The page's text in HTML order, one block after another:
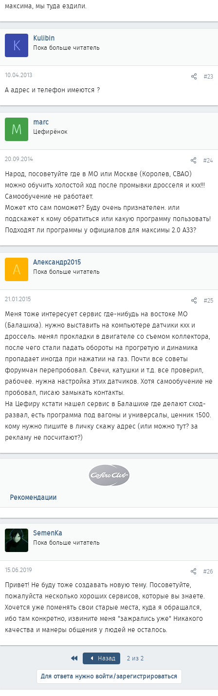
Поэтому снова спрашиваю - где в Москве шарят в
ниссанах,лучше конечно на востоке.
максима, мы туда ездили.
K Kulibin
Пока больше читатель
10.04.2013 #23
А адрес и телефон имеются ?
M marc
Цефирёнок
20.09.2014 #24
Народ, посоветуйте где в МО или Москве (Королев, СВАО)
можно обучить холостой ход после промывки дросселя и кхх!!!
Самообучение не работает.
Может кто сам поможет? Буду очень признателен. или
подскажет к кому обратиться или какую программу пользовать!
Подходят ли программы у официалов для максимы 2.0 А33?
А Александр2015
Пока больше читатель
21.01.2015 #25
Меня тоже интересует сервис где-нибудь на востоке МО
(Балашиха). нужно выставить на компьютере датчики кхх и
дроссель. менял прокладки в двигателе со съемом коллектора,
после чего стали падать обороты на прогретую и динамика
пропадает иногда при нажатии на газ. Почти все советы
форумчан перепробовал. Свечи, катушки и т.д. все проверил,
рабочее. нужна настройка этих датчиков. Хотя самообучение не
пробовал, писаю замыкать контакты.
На Цефиру кстати нашел сервис в Балашихе где делают сход-
развал, есть программа под вагоны и универсалы, ценник 1500.
кому нужно пишите в личку скажу адрес (или можно тут? за
рекламу не посчитают?)
Рекомендации
SemenKa
Пока больше читатель
15.06.2019 #26
Привет! Не буду тоже создавать новую тему. Посоветуйте,
пожалуйста несколько хороших сервисов, которые вы знаете.
Хочется уже поменять свои старые места, куда я обращался,
ибо там конкретно, извините меня "зажрались уже" Никакого
качества и манеры общения у людей не осталось.
ПервыйНазад
2 из 2
Для ответа нужно войти/зарегистрироваться